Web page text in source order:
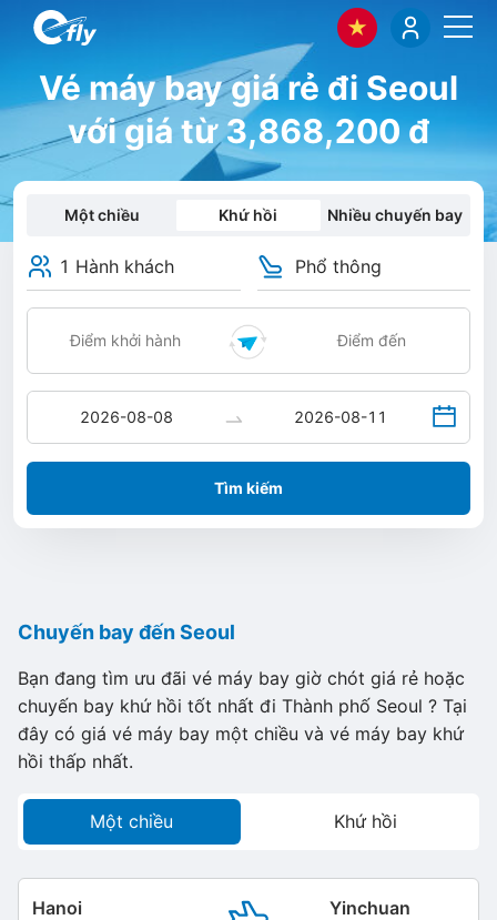
Vé máy bay giá rẻ đi Seoul
với giá từ 3,868,200 đ
Một chiều Khứ hồi Nhiều chuyến bay
1 Hành khách Phổ thông
Tìm kiếm
Chuyến bay đến Seoul
Bạn đang tìm ưu đãi vé máy bay giờ chót giá rẻ hoặc
chuyến bay khứ hồi tốt nhất đi Thành phố Seoul ? Tại
đây có giá vé máy bay một chiều và vé máy bay khứ
hồi thấp nhất.
Một chiều Khứ hồi
Hanoi Yinchuan